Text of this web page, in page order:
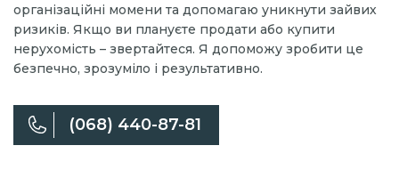
організаційні момени та допомагаю уникнути зайвих
ризиків. Якщо ви плануєте продати або купити
нерухомість – звертайтеся. Я допоможу зробити це
безпечно, зрозуміло і результативно.
(068) 440-87-81